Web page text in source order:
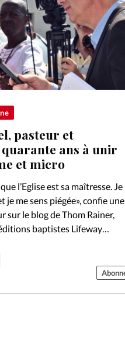
pasteur et
ans à unir
et micro
l’Eglise est sa maîtresse. Je
je me sens piégée», confie une
sur le blog de Thom Rainer,
baptistes Lifeway